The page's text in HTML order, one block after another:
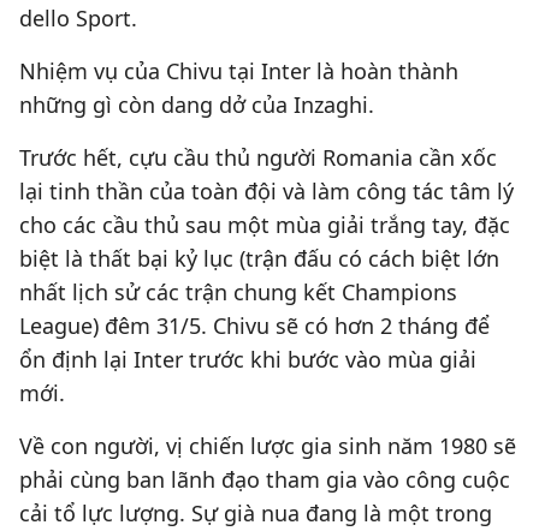
dello Sport.
Nhiệm vụ của Chivu tại Inter là hoàn thành
những gì còn dang dở của Inzaghi.
Trước hết, cựu cầu thủ người Romania cần xốc
lại tinh thần của toàn đội và làm công tác tâm lý
cho các cầu thủ sau một mùa giải trắng tay, đặc
biệt là thất bại kỷ lục (trận đấu có cách biệt lớn
nhất lịch sử các trận chung kết Champions
League) đêm 31/5. Chivu sẽ có hơn 2 tháng để
ổn định lại Inter trước khi bước vào mùa giải
mới.
Về con người, vị chiến lược gia sinh năm 1980 sẽ
phải cùng ban lãnh đạo tham gia vào công cuộc
cải tổ lực lượng. Sự già nua đang là một trong